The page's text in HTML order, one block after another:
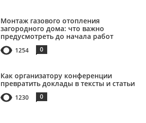
Монтаж газового отопления
загородного дома: что важно
предусмотреть до начала работ
1254 0
Как организатору конференции
превратить доклады в тексты и статьи
1230 0